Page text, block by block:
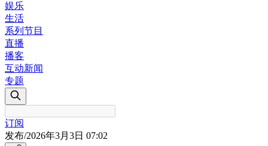
娱乐
生活
系列节目
直播
播客
互动新闻
专题
订阅
发布/2026年3月3日 07:02